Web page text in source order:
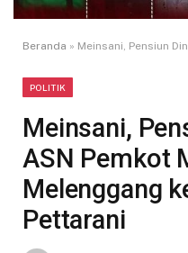
Beranda » Meinsani, Pensiun Dini dari ASN
POLITIK
Meinsani,
ASN Pemkot
Melenggang
Pettarani